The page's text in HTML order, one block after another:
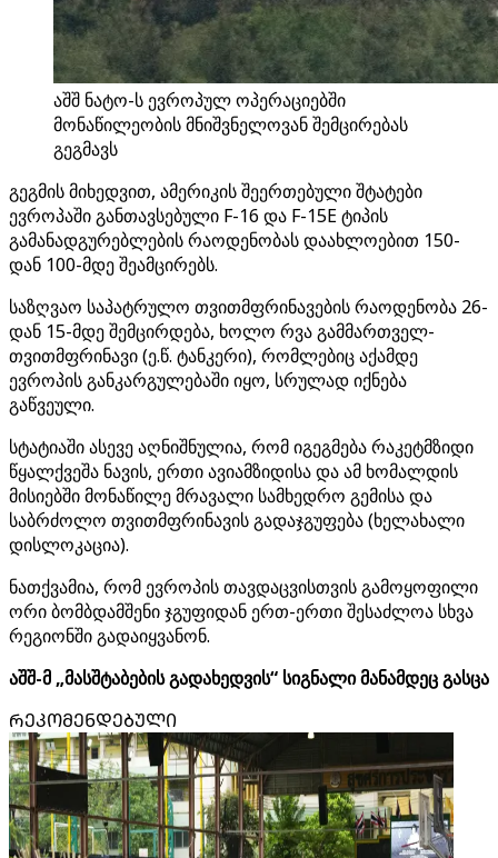
აშშ ნატო-ს ევროპულ ოპერაციებში
მონაწილეობის მნიშვნელოვან შემცირებას
გეგმავს
გეგმის მიხედვით, ამერიკის შეერთებული შტატები
ევროპაში განთავსებული F-16 და F-15E ტიპის
გამანადგურებლების რაოდენობას დაახლოებით 150-
დან 100-მდე შეამცირებს.
საზღვაო საპატრულო თვითმფრინავების რაოდენობა 26-
დან 15-მდე შემცირდება, ხოლო რვა გამმართველ-
თვითმფრინავი (ე.წ. ტანკერი), რომლებიც აქამდე
ევროპის განკარგულებაში იყო, სრულად იქნება
გაწვეული.
სტატიაში ასევე აღნიშნულია, რომ იგეგმება რაკეტმზიდი
წყალქვეშა ნავის, ერთი ავიამზიდისა და ამ ხომალდის
მისიებში მონაწილე მრავალი სამხედრო გემისა და
საბრძოლო თვითმფრინავის გადაჯგუფება (ხელახალი
დისლოკაცია).
ნათქვამია, რომ ევროპის თავდაცვისთვის გამოყოფილი
ორი ბომბდამშენი ჯგუფიდან ერთ-ერთი შესაძლოა სხვა
რეგიონში გადაიყვანონ.
აშშ-მ „მასშტაბების გადახედვის“ სიგნალი მანამდეც გასცა
ᲠᲔᲙᲝᲛᲔᲜᲓᲔᲑᲣᲚᲘ